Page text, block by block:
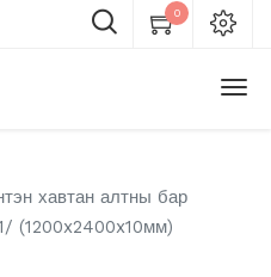
0
хавтан алтны бар
(1200x2400x10мм)